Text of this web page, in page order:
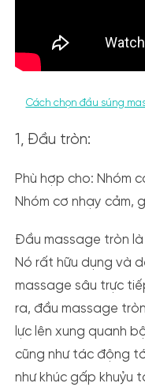
Cách chọn đầu súng
1, Đầu tròn:
Phù hợp cho: Nhóm
Nhóm cơ nhạy cảm,
Đầu massage tròn
Nó rất hữu dụng và
massage sâu trực
ra, đầu massage
lực lên xung quanh
cũng như tác động
như khúc gấp khuỷu